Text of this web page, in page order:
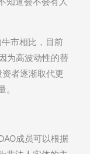
市相比，目前
为高波动性的替
者逐渐取代更
成员可以根据